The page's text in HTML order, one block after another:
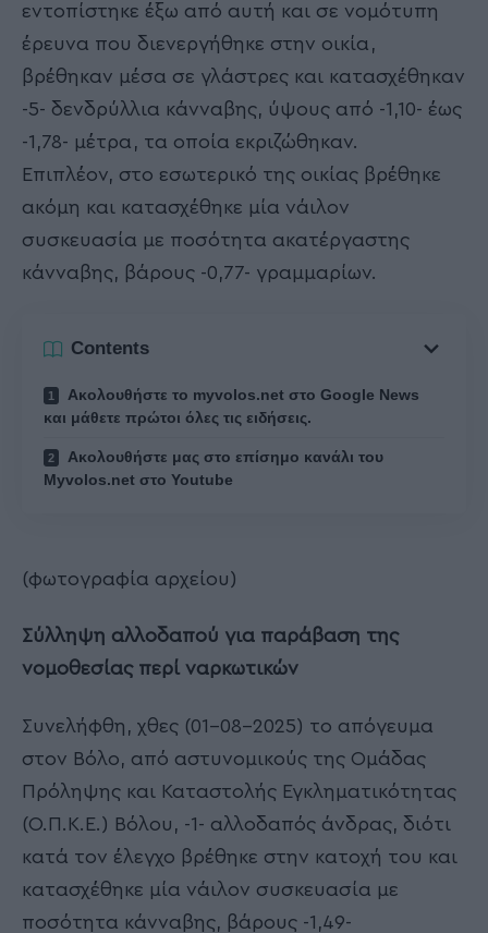
εντοπίστηκε έξω από αυτή και σε νομότυπη
έρευνα που διενεργήθηκε στην οικία,
βρέθηκαν μέσα σε γλάστρες και κατασχέθηκαν
-5- δενδρύλλια κάνναβης, ύψους από -1,10- έως
-1,78- μέτρα, τα οποία εκριζώθηκαν.
Επιπλέον, στο εσωτερικό της οικίας βρέθηκε
ακόμη και κατασχέθηκε μία νάιλον
συσκευασία με ποσότητα ακατέργαστης
κάνναβης, βάρους -0,77- γραμμαρίων.
Contents
Ακολουθήστε το myvolos.net στο Google News
και μάθετε πρώτοι όλες τις ειδήσεις.
Ακολουθήστε μας στο επίσημο κανάλι του
Myvolos.net στο Youtube
(φωτογραφία αρχείου)
Σύλληψη αλλοδαπού για παράβαση της
νομοθεσίας περί ναρκωτικών
Συνελήφθη, χθες (01-08-2025) το απόγευμα
στον Βόλο, από αστυνομικούς της Ομάδας
Πρόληψης και Καταστολής Εγκληματικότητας
(Ο.Π.Κ.Ε.) Βόλου, -1- αλλοδαπός άνδρας, διότι
κατά τον έλεγχο βρέθηκε στην κατοχή του και
κατασχέθηκε μία νάιλον συσκευασία με
ποσότητα κάνναβης, βάρους -1,49-